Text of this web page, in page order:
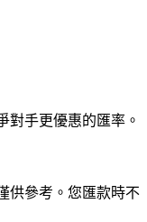
對手更優惠的匯率。
供參考。您匯款時不